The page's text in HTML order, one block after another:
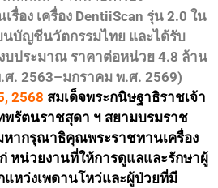
รื่อง เครื่อง DentiiScan รุ่น 2.0 ใน
นบัญชีนวัตกรรมไทย และได้รับ
บประมาณ ราคาต่อหน่วย 4.8 ล้าน
. 2563–มกราคม พ.ศ. 2569)
2568 สมเด็จพระกนิษฐาธิราชเจ้า
พรัตนราชสุดา ฯ สยามบรมราช
หากรุณาธิคุณพระราชทานเครื่อง
หน่วยงานที่ให้การดูแลและรักษาผู้
หว่งเพดานโหว่และผู้ป่วยที่มี